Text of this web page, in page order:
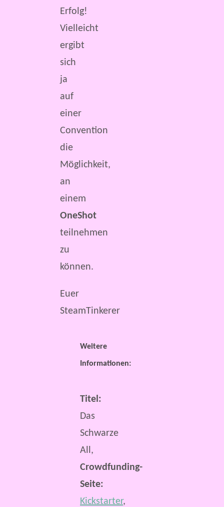
Erfolg!
Vielleicht
ergibt
sich
ja
auf
einer
Convention
die
Möglichkeit,
an
einem
OneShot
teilnehmen
zu
können.
Euer
SteamTinkerer
Weitere
Informationen:
Titel:
Das
Schwarze
All,
Crowdfunding-
Seite:
Kickstarter,